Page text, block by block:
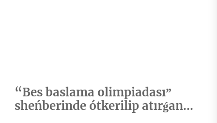
“Bes baslama olimpiadasıˮ
sheńberinde ótkerilip atırǵan